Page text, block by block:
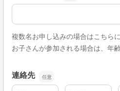
申し込み人数
複数名お申し込みの場合はこちら
お子さんが参加される場合は、年
連絡先